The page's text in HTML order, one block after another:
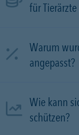
für
Warum
angepasst?
Wie kann
schützen?